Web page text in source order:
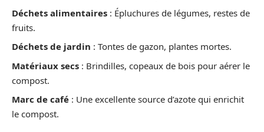
Déchets alimentaires : Épluchures de légumes, restes de
fruits.
Déchets de jardin : Tontes de gazon, plantes mortes.
Matériaux secs : Brindilles, copeaux de bois pour aérer le
compost.
Marc de café : Une excellente source d’azote qui enrichit
le compost.